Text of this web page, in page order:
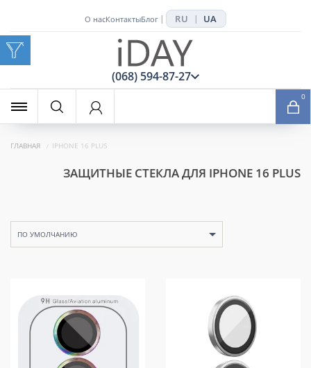
x
О насКонтактыБлог | RU | UA
(068) 594-87-27
0
ГЛАВНАЯ IPHONE 16 PLUS
ЗАЩИТНЫЕ СТЕКЛА ДЛЯ IPHONE 16 PLUS
ПО УМОЛЧАНИЮ